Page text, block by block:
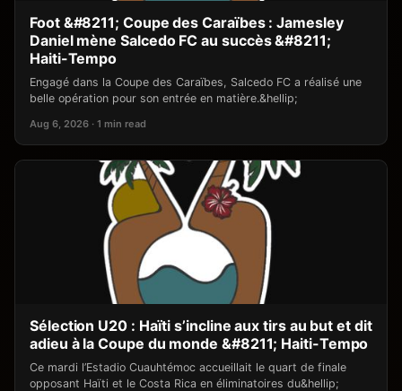
Foot &#8211; Coupe des Caraïbes : Jamesley
Daniel mène Salcedo FC au succès &#8211;
Haiti-Tempo
Engagé dans la Coupe des Caraïbes, Salcedo FC a réalisé une
belle opération pour son entrée en matière.&hellip;
Aug 6, 2026 · 1 min read
Sélection U20 : Haïti s’incline aux tirs au but et dit
adieu à la Coupe du monde &#8211; Haiti-Tempo
Ce mardi l’Estadio Cuauhtémoc accueillait le quart de finale
opposant Haïti et le Costa Rica en éliminatoires du&hellip;